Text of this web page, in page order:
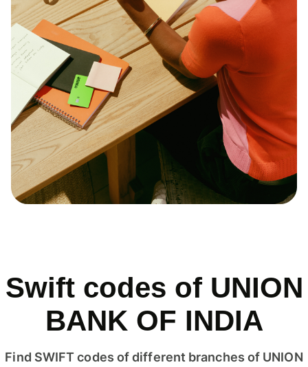
Swift codes of UNION
BANK OF INDIA
Find SWIFT codes of different branches of UNION